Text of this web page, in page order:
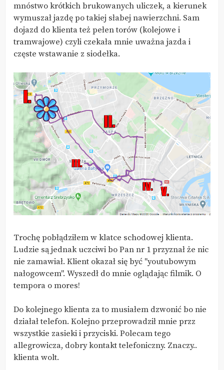
mnóstwo krótkich brukowanych uliczek, a kierunek
wymuszał jazdę po takiej słabej nawierzchni. Sam
dojazd do klienta też pełen torów (kolejowe i
tramwajowe) czyli czekała mnie uważna jazda i
częste wstawanie z siodełka.
Trochę pobłądziłem w klatce schodowej klienta.
Ludzie są jednak uczciwi bo Pan nr 1 przyznał że nic
nie zamawiał. Klient okazał się być "youtubowym
nałogowcem". Wyszedł do mnie oglądając filmik. O
tempora o mores!
Do kolejnego klienta za to musiałem dzwonić bo nie
działał telefon. Kolejno przeprowadził mnie przz
wszystkie zasieki i przyciski. Polecam tego
allegrowicza, dobry kontakt telefoniczny. Znaczy..
klienta wolt.